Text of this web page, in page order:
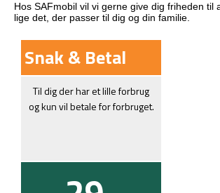
Hos SAFmobil vil vi gerne give dig friheden
lige det, der passer til dig og din familie.
Snak & Betal
Til dig der har et lille forbrug
og kun vil betale for forbruget.